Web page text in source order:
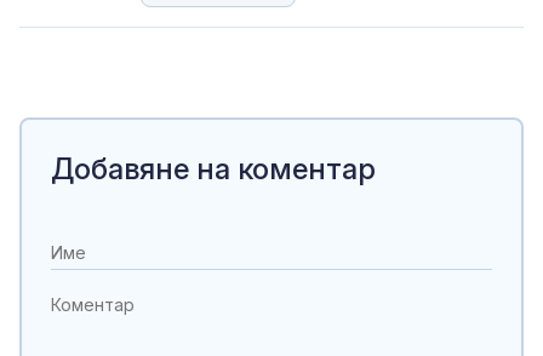
Добавяне на коментар